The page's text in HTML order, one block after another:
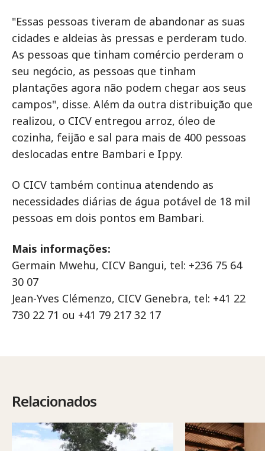
"Essas pessoas tiveram de abandonar as suas
cidades e aldeias às pressas e perderam tudo.
As pessoas que tinham comércio perderam o
seu negócio, as pessoas que tinham
plantações agora não podem chegar aos seus
campos", disse. Além da outra distribuição que
realizou, o CICV entregou arroz, óleo de
cozinha, feijão e sal para mais de 400 pessoas
deslocadas entre Bambari e Ippy.
O CICV também continua atendendo as
necessidades diárias de água potável de 18 mil
pessoas em dois pontos em Bambari.
Mais informações:
Germain Mwehu, CICV Bangui, tel: +236 75 64
30 07
Jean-Yves Clémenzo, CICV Genebra, tel: +41 22
730 22 71 ou +41 79 217 32 17
Relacionados